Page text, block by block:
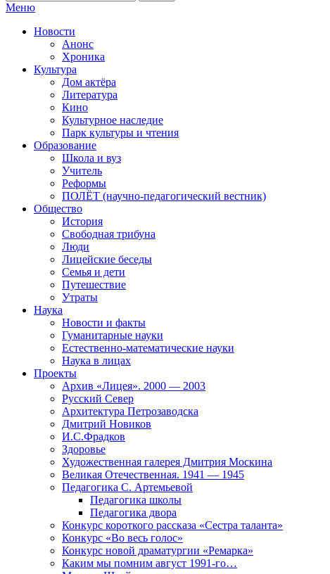
Меню
Новости
Анонс
Хроника
Культура
Дом актёра
Литература
Кино
Культурное наследие
Парк культуры и чтения
Образование
Школа и вуз
Учитель
Реформы
ПОЛЁТ (научно-педагогический вестник)
Общество
История
Свободная трибуна
Люди
Лицейские беседы
Семья и дети
Путешествие
Утраты
Наука
Новости и факты
Гуманитарные науки
Естественно-математические науки
Наука в лицах
Проекты
Архив «Лицея». 2000 — 2003
Русский Север
Архитектура Петрозаводска
Дмитрий Новиков
И.С.Фрадков
Здоровье
Художественная галерея Дмитрия Москина
Великая Отечественная. 1941 — 1945
Педагогика С. Артемьевой
Педагогика школы
Педагогика двора
Конкурс короткого рассказа «Сестра таланта»
Конкурс «Во весь голос»
Конкурс новой драматургии «Ремарка»
Каким мы помним август 1991-го…